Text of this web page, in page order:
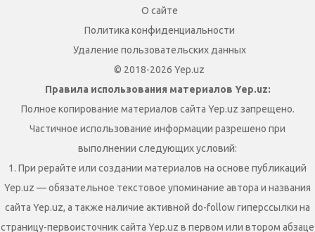
О сайте
Политика конфиденциальности
Удаление пользовательских данных
© 2018-2026 Yep.uz
Правила использования материалов Yep.uz:
Полное копирование материалов сайта Yep.uz запрещено.
Частичное использование информации разрешено при
выполнении следующих условий:
1. При рерайте или создании материалов на основе публикаций
Yep.uz — обязательное текстовое упоминание автора и названия
сайта Yep.uz, а также наличие активной do-follow гиперссылки на
страницу-первоисточник сайта Yep.uz в первом или втором абзаце